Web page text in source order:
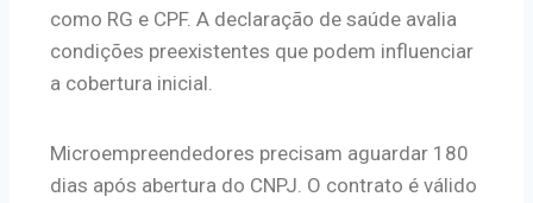
como RG e CPF. A declaração de saúde avalia
condições preexistentes que podem influenciar
a cobertura inicial.
Microempreendedores precisam aguardar 180
dias após abertura do CNPJ. O contrato é válido